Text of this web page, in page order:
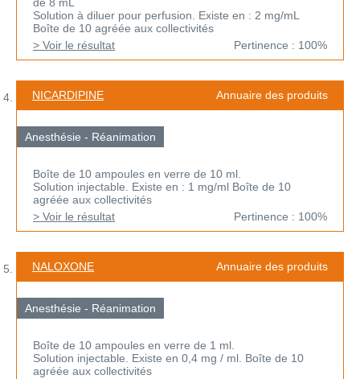
de 8 mL
Solution à diluer pour perfusion. Existe en : 2 mg/mL
Boîte de 10 agréée aux collectivités
> Voir le résultat
Pertinence : 100%
NICARDIPINE Annuaire des produits
Anesthésie - Réanimation
Boîte de 10 ampoules en verre de 10 ml.
Solution injectable. Existe en : 1 mg/ml Boîte de 10
agréée aux collectivités
> Voir le résultat
Pertinence : 100%
NALOXONE Annuaire des produits
Anesthésie - Réanimation
Boîte de 10 ampoules en verre de 1 ml.
Solution injectable. Existe en 0,4 mg / ml. Boîte de 10
agréée aux collectivités